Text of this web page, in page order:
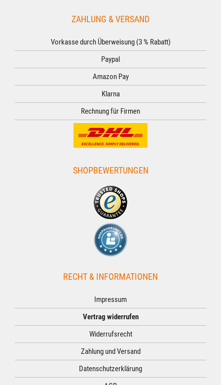
ZAHLUNG & VERSAND
Vorkasse durch Überweisung (3 % Rabatt)
Paypal
Amazon Pay
Klarna
Rechnung für Firmen
SHOPBEWERTUNGEN
RECHT & INFORMATIONEN
Impressum
Vertrag widerrufen
Widerrufsrecht
Zahlung und Versand
Datenschutzerklärung